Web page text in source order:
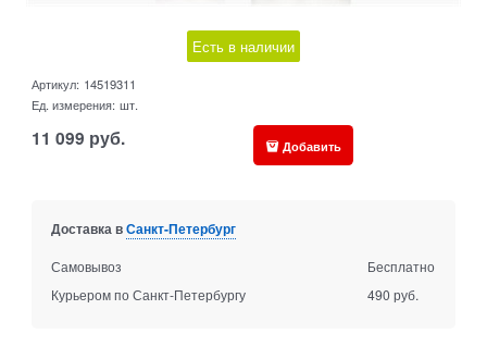
Есть в наличии
Артикул: 14519311
Ед. измерения: шт.
11 099 руб. Добавить
Доставка вСанкт-Петербург
Самовывоз
Бесплатно
Курьером по Санкт-Петербургу
490 руб.